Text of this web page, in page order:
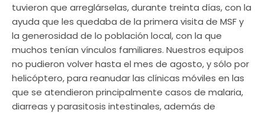
tuvieron que arreglárselas, durante treinta días, con la
ayuda que les quedaba de la primera visita de MSF y
la generosidad de lo población local, con la que
muchos tenían vínculos familiares. Nuestros equipos
no pudieron volver hasta el mes de agosto, y sólo por
helicóptero, para reanudar las clínicas móviles en las
que se atendieron principalmente casos de malaria,
diarreas y parasitosis intestinales, además de